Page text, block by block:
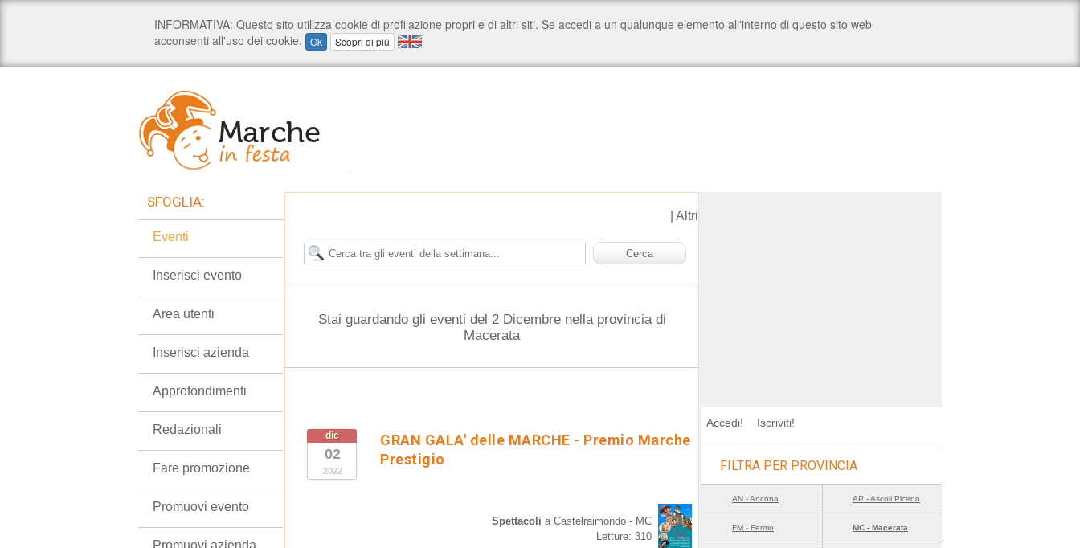
Altri
Stai guardando gli eventi del 2 Dicembre nella provincia di
Macerata
dic
02
2022
GRAN GALA' delle MARCHE - Premio Marche
Prestigio
Spettacoli a Castelraimondo - MC
Letture: 310
SFOGLIA:
Eventi
Inserisci evento
Area utenti
Inserisci azienda
Approfondimenti
Redazionali
Fare promozione
Promuovi evento
Promuovi azienda
Accedi! Iscriviti!
FILTRA PER PROVINCIA
AN - Ancona AP - Ascoli Piceno
FM - Fermo MC - Macerata